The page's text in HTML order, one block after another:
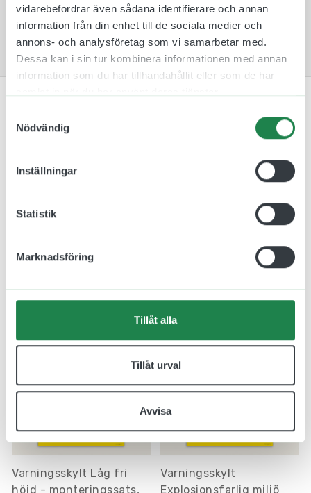
vidarebefordrar även sådana identifierare och annan
information från din enhet till de sociala medier och
annons- och analysföretag som vi samarbetar med.
Dessa kan i sin tur kombinera informationen med annan
information som du har tillhandahållit eller som de har
Nödvändig
Inställningar
Statistik
Marknadsföring
Tillåt alla
Tillåt urval
Avvisa
Notera att våra dekaler sälj i paket från 1 st till
2 st beroende på storlek.
Varningsskylt Låg fri
höjd - monteringssats,
Varningsskylt
Explosionsfarlig miljö